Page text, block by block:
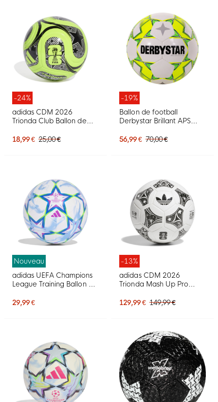
-24%
adidas CDM 2026
Trionda Club Ballon de
Argenté
18,99 € 25,00 €
-19%
Ballon de football
Derbystar Brillant APS
56,99 € 70,00 €
Nouveau
adidas UEFA Champions
League Training Ballon de
Bleu Doré
29,99 €
-13%
adidas CDM 2026
Trionda Mash Up Pro
Blanc Noir
129,99 € 149,99 €